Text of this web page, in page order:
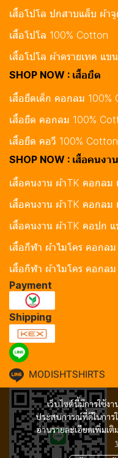
เว็บไซต์นี้มีการใช้ง
ประสบการณ์ที่ดีในการ
อ่านรายละเอียดเพิ่มเติ
เสื้อโปโล ปกสาบแล็บ ผ้า
เสื้อโปโล 100% Cotton
เสื้อโปโล ผ้าดรายเทค แข
SHOP NOW : เสื้อยืด
เสื้อยืดเด็ก คอกลม 100%
เสื้อยืด คอกลม 100%
เสื้อยืด คอวี 100% Cotton
SHOP NOW : เสื้อคนงา
เสื้อคนงาน ผ้าTK คอกลม
เสื้อคนงาน ผ้าTK คอกลม
เสื้อคนงาน ผ้าTK คอปก แ
เสื้อกีฬา ผ้าไมโคร คอกล
เสื้อกีฬา ผ้าไมโคร คอกล
Payment
Shipping
MODISHTSHIRTS